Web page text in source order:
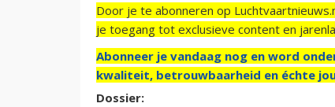
Door je te abonneren op
je toegang tot exclusieve content en
Abonneer je vandaag nog en word
kwaliteit, betrouwbaarheid en échte
Dossier: